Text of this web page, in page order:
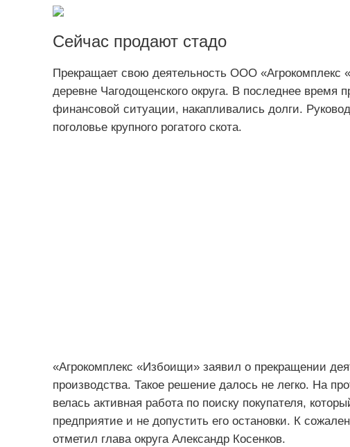
Сейчас продают стадо
Прекращает свою деятельность ООО
деревне Чагодощенского округа. В последнее время
финансовой ситуации, накапливались долги.
поголовье крупного рогатого скота.
«Агрокомплекс «Избоищи» заявил о прекращении
производства. Такое решение далось не легко. На
велась активная работа по поиску покупателя,
предприятие и не допустить его остановки. К
отметил глава округа Александр Косенков.